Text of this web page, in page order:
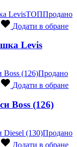
ТОППродано
Додати в обране
Levis
Продано
Додати в обране
Boss (126)
Продано
Додати в обране